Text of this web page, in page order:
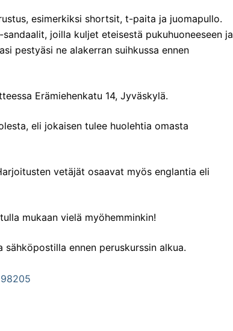
esimerkiksi shortsit, t-paita ja juomapullo.
joilla kuljet eteisestä pukuhuoneeseen ja
pestyäsi ne alakerran suihkussa ennen
Erämiehenkatu 14, Jyväskylä.
eli jokaisen tulee huolehtia omasta
vetäjät osaavat myös englantia eli
mukaan vielä myöhemminkin!
ennen peruskurssin alkua.